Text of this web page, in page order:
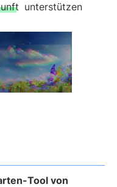
unterstützen
Tool von